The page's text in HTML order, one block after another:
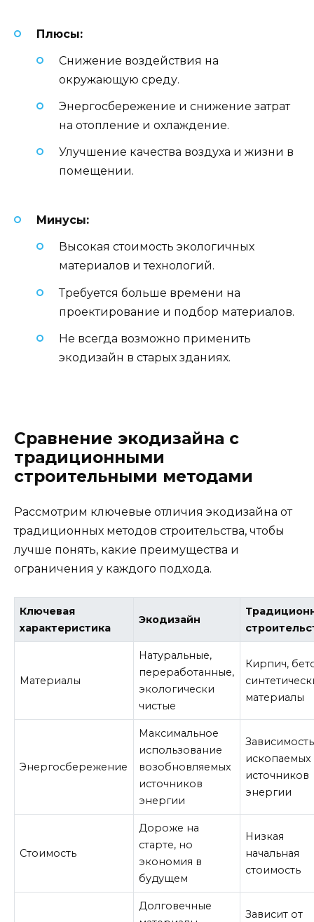
Плюсы:
Снижение воздействия на
окружающую среду.
Энергосбережение и снижение затрат
на отопление и охлаждение.
Улучшение качества воздуха и жизни в
помещении.
Минусы:
Высокая стоимость экологичных
материалов и технологий.
Требуется больше времени на
проектирование и подбор материалов.
Не всегда возможно применить
экодизайн в старых зданиях.
Сравнение экодизайна с
традиционными
строительными методами
Рассмотрим ключевые отличия экодизайна от
традиционных методов строительства, чтобы
лучше понять, какие преимущества и
ограничения у каждого подхода.
Ключевая
характеристика
Экодизайн
Материалы
Натуральные,
переработанные,
экологически
чистые
Кирпич,
материалы
Энергосбережение
Максимальное
использование
возобновляемых
источников
энергии
ископаемых
источников
энергии
Стоимость
Дороже на
старте, но
экономия в
будущем
Низкая
начальная
стоимость
Долговечные
Зависит от